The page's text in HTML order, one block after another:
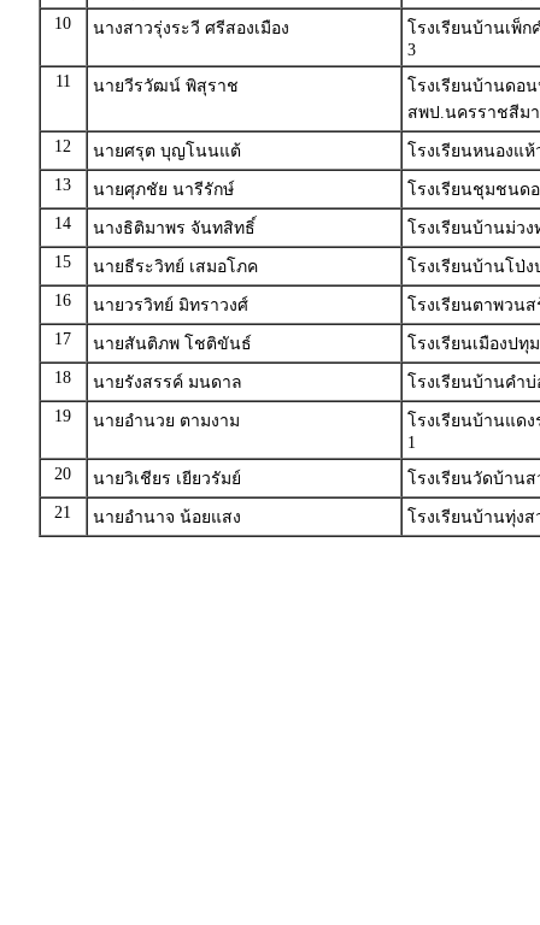
10
นางสาวรุ่งระวี ศรีสองเมือง
โรงเรียนบ้านเพ็
3
11
นายวีรวัฒน์ พิสุราช
โรงเรียนบ้านดอ
สพป.นครราชสีมา
12
นายศรุต บุญโนนแต้
โรงเรียนหนองแ
13
นายศุภชัย นารีรักษ์
โรงเรียนชุมชนด
14
นางธิติมาพร จันทสิทธิ์
โรงเรียนบ้านม่ว
15
นายธีระวิทย์ เสมอโภค
โรงเรียนบ้านโป่
16
นายวรวิทย์ มิทราวงศ์
โรงเรียนตาพวน
17
นายสันติภพ โชติขันธ์
โรงเรียนเมืองปทุ
18
นายรังสรรค์ มนดาล
โรงเรียนบ้านคำ
19
นายอำนวย ตามงาม
โรงเรียนบ้านแด
1
20
นายวิเชียร เยียวรัมย์
โรงเรียนวัดบ้าน
21
นายอำนาจ น้อยแสง โรงเรียนบ้านทุ่ง